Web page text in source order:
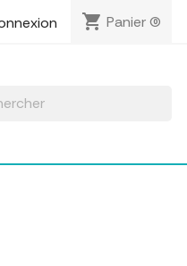
shopping_cart Panier(0)